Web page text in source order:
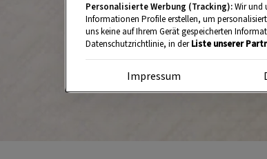
Personalisierte Werbung (Tracking):Wir und
Informationen Profile erstellen, um
uns keine auf Ihrem Gerät gespeicherten
Datenschutzrichtlinie, in derListe unserer
Impressum